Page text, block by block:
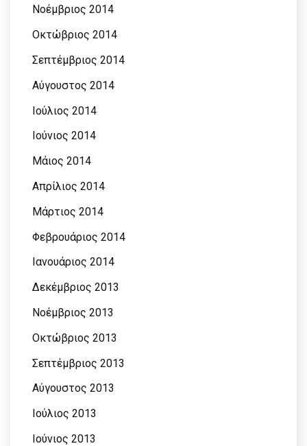
Νοέμβριος 2014
Οκτώβριος 2014
Σεπτέμβριος 2014
Αύγουστος 2014
Ιούλιος 2014
Ιούνιος 2014
Μάιος 2014
Απρίλιος 2014
Μάρτιος 2014
Φεβρουάριος 2014
Ιανουάριος 2014
Δεκέμβριος 2013
Νοέμβριος 2013
Οκτώβριος 2013
Σεπτέμβριος 2013
Αύγουστος 2013
Ιούλιος 2013
Ιούνιος 2013